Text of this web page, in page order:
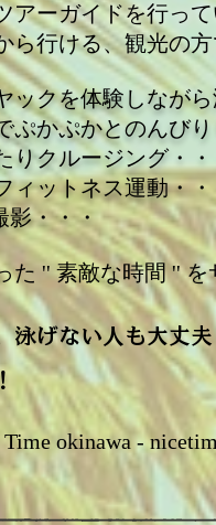
行ってい
行ける、観光の
ックを体験しながら
かぷかとのんび
りクルージング・・
ィットネス運動・・
影・・・
'' 素敵な時間 '' を
泳げない人も大丈夫
okinawa -